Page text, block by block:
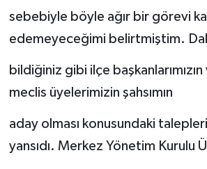
sebebiyle böyle ağır bir görevi
edemeyeceğimi belirtmiştim.
bildiğiniz gibi ilçe başkanlarımızın
meclis üyelerimizin şahsımın
aday olması konusundaki
yansıdı. Merkez Yönetim Kurulu